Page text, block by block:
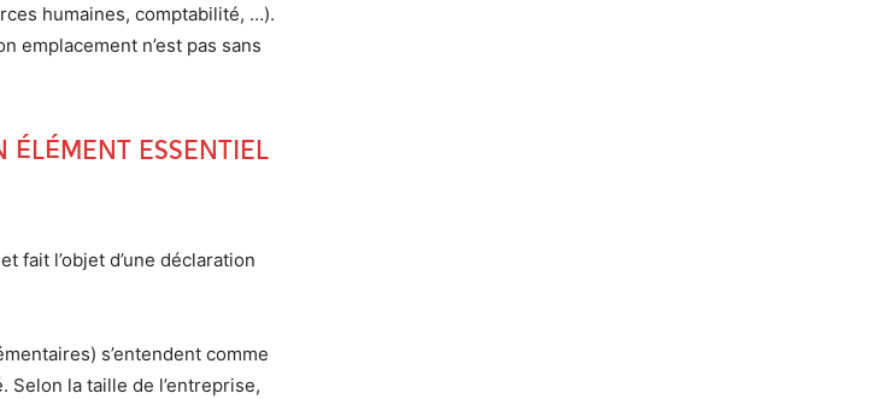
humaines, comptabilité, …).
emplacement n’est pas sans
élément essentiel
fait l’objet d’une déclaration
s’entendent comme
Selon la taille de l’entreprise,